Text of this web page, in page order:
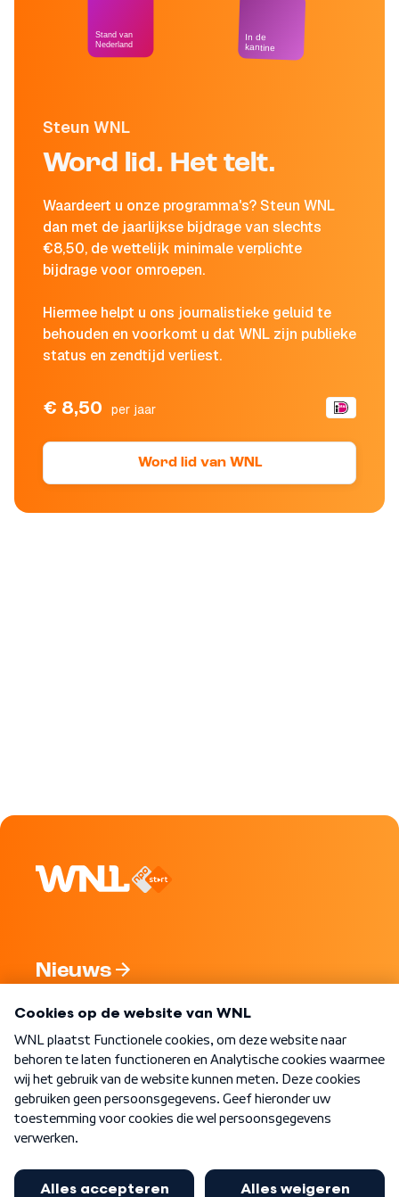
Steun WNL
Word lid. Het telt.
Waardeert u onze programma's? Steun WNL
dan met de jaarlijkse bijdrage van slechts
€8,50, de wettelijk minimale verplichte
bijdrage voor omroepen.
Hiermee helpt u ons journalistieke geluid te
behouden en voorkomt u dat WNL zijn publieke
status en zendtijd verliest.
€ 8,50 per jaar
Word lid van WNL
Stand van
Nederland
In de
kantine
Nieuws
Nieuwsbrief
Word Lid